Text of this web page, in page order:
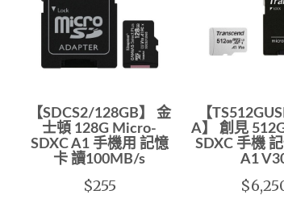
【SDCS2/128GB】 金
士頓 128G Micro-
SDXC A1 手機用 記憶
卡 讀100MB/s
$255
【
A】 創見
SDXC 手機
A1